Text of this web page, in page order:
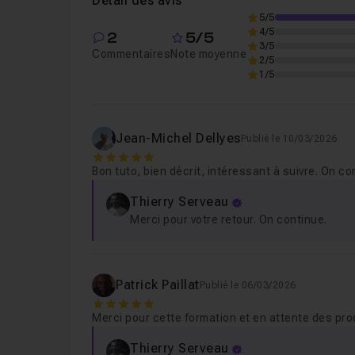
Leçon 6 Etape 6 - Premier test de rendu et
Leçon 8
Leçon 9 Etape 9 - Post production sur
2
Commentaires
5/5
Note moyenne
5/5
4/5
3/5
2/5
1/5
Jean-Michel Dellyes Publié le 10/03/2026
5
Bon tuto, bien décrit, intéressant à suivre. On
Thierry Serveau
Merci pour votre retour. On continue.
Patrick Paillat Publié le 06/03/2026
5
Merci pour cette formation et en attente des
Thierry Serveau